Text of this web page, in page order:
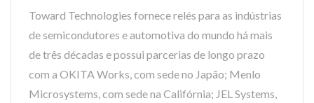
Toward Technologies fornece relés para as indústrias
de semicondutores e automotiva do mundo há mais
de três décadas e possui parcerias de longo prazo
com a OKITA Works, com sede no Japão; Menlo
Microsystems, com sede na Califórnia; JEL Systems,